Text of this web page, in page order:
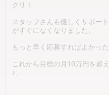
クリ！
スタッフさんも優しくサポー
がすぐになくなりました。
もっと早く応募すればよかっ
これから目標の月10万円を超
♪」